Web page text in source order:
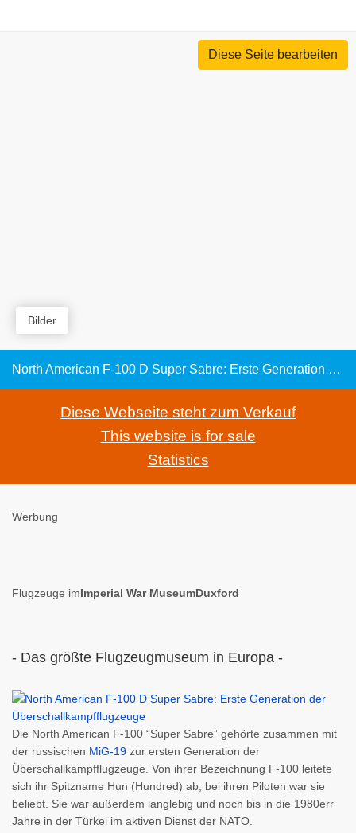
Diese Seite bearbeiten
Bilder
North American F-100 D Super Sabre: Erste Generation der Überschallkampfflugzeuge
Diese Webseite steht zum Verkauf
This website is for sale
Statistics
Werbung
Flugzeuge imImperial War MuseumDuxford
- Das größte Flugzeugmuseum in Europa -
Die North American F-100 “Super Sabre” gehörte zusammen mit
der russischen MiG-19 zur ersten Generation der
Überschallkampfflugzeuge. Von ihrer Bezeichnung F-100 leitete
sich ihr Spitzname Hun (Hundred) ab; bei ihren Piloten war sie
beliebt. Sie war außerdem langlebig und noch bis in die 1980err
Jahre in der Türkei im aktiven Dienst der NATO.